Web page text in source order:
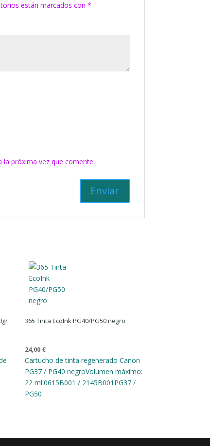
están marcados con*
próxima vez que comente.
365 Tinta EcoInk PG40/PG50 negro
24,00 €
Cartucho de tinta regenerado Canon
PG37 / PG40 negroVolumen máximo:
22 ml.0615B001 / 2145B001 PG37 /
PG50